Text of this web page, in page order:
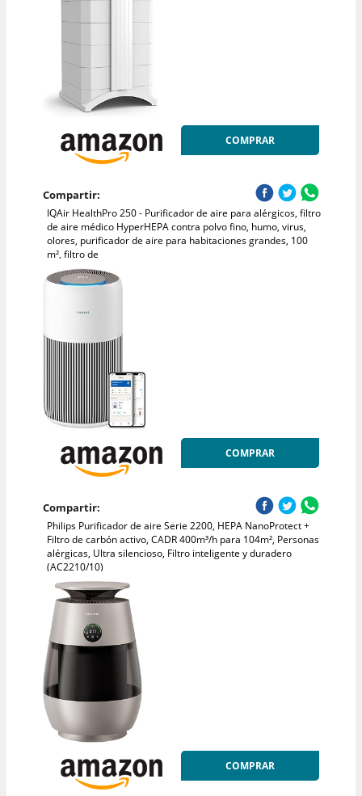
COMPRAR
Compartir:
IQAir HealthPro 250 - Purificador de aire para alérgicos, filtro
de aire médico HyperHEPA contra polvo fino, humo, virus,
olores, purificador de aire para habitaciones grandes, 100
m², filtro de
COMPRAR
Compartir:
Philips Purificador de aire Serie 2200, HEPA NanoProtect +
Filtro de carbón activo, CADR 400m³/h para 104m², Personas
alérgicas, Ultra silencioso, Filtro inteligente y duradero
(AC2210/10)
COMPRAR